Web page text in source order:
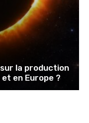
la production
en Europe ?